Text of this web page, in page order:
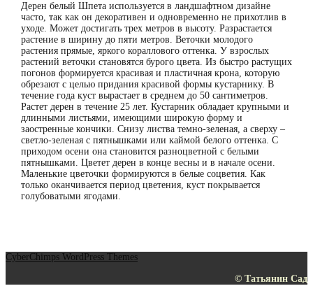
Дерен белый Шпета используется в ландшафтном дизайне
часто, так как он декоративен и одновременно не прихотлив в
уходе. Может достигать трех метров в высоту. Разрастается
растение в ширину до пяти метров. Веточки молодого
растения прямые, яркого кораллового оттенка. У взрослых
растений веточки становятся бурого цвета. Из быстро растущих
погонов формируется красивая и пластичная крона, которую
обрезают с целью придания красивой формы кустарнику. В
течение года куст вырастает в среднем до 50 сантиметров.
Растет дерен в течение 25 лет. Кустарник обладает крупными и
длинными листьями, имеющими широкую форму и
заостренные кончики. Снизу листва темно-зеленая, а сверху –
светло-зеленая с пятнышками или каймой белого оттенка. С
приходом осени она становится разноцветной с белыми
пятнышками. Цветет дерен в конце весны и в начале осени.
Маленькие цветочки формируются в белые соцветия. Как
только оканчивается период цветения, куст покрывается
голубоватыми ягодами.
CyberChimps WordPress Themes
© Татьянин Сад